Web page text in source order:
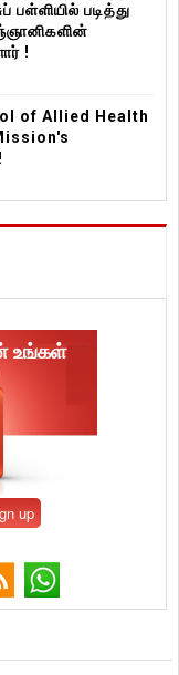
பள்ளியில் படித்து
!
of Allied Health
உங்கள்